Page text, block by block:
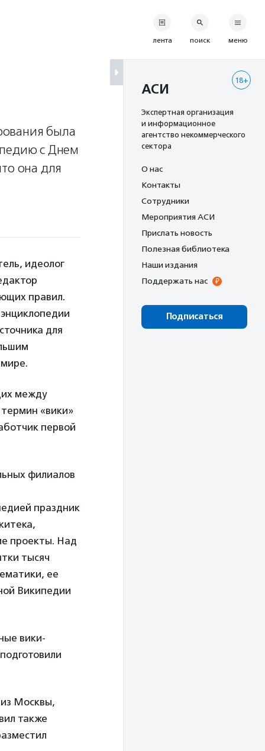
была
с Днем
она для
идеолог
правил.
для
между
«вики»
первой
филиалов
праздник
проекты. Над
тысяч
ее
Википедии
вики-
Москвы,
также
лента поиск меню
18+
АСИ
Экспертная организация
и информационное
агентство некоммерческого
сектора
О нас
Контакты
Сотрудники
Мероприятия АСИ
Прислать новость
Полезная библиотека
Наши издания
Поддержать нас
Подписаться